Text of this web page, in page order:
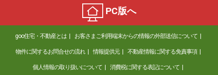
PC版へ
goo住宅・不動産とは お客さまご利用端末からの情報の外部送信について
物件に関するお問合せの流れ 情報提供元 不動産情報に関する免責事項
個人情報の取り扱いについて 消費税に関する表記について